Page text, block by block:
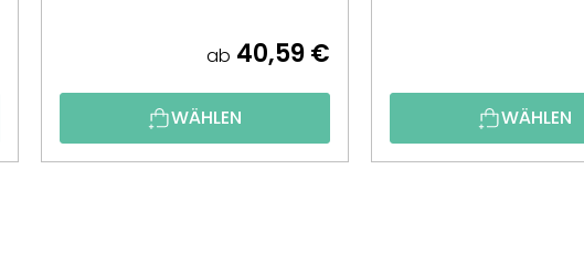
ab 40,59 €
WÄHLEN WÄHLEN